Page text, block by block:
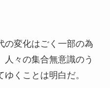
変化はごく一部の為
人々の集合無意識のう
くことは明白だ。